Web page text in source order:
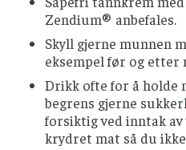
asparges bør gis et
Hvis du bruker
må du unngå
bitterappelsin,
granateplejuice.
HONNING
Zendium® anbefales.
Skyll gjerne munnen
eksempel før og etter
Drikk ofte for å holde
begrens gjerne
forsiktig ved inntak
krydret mat så du